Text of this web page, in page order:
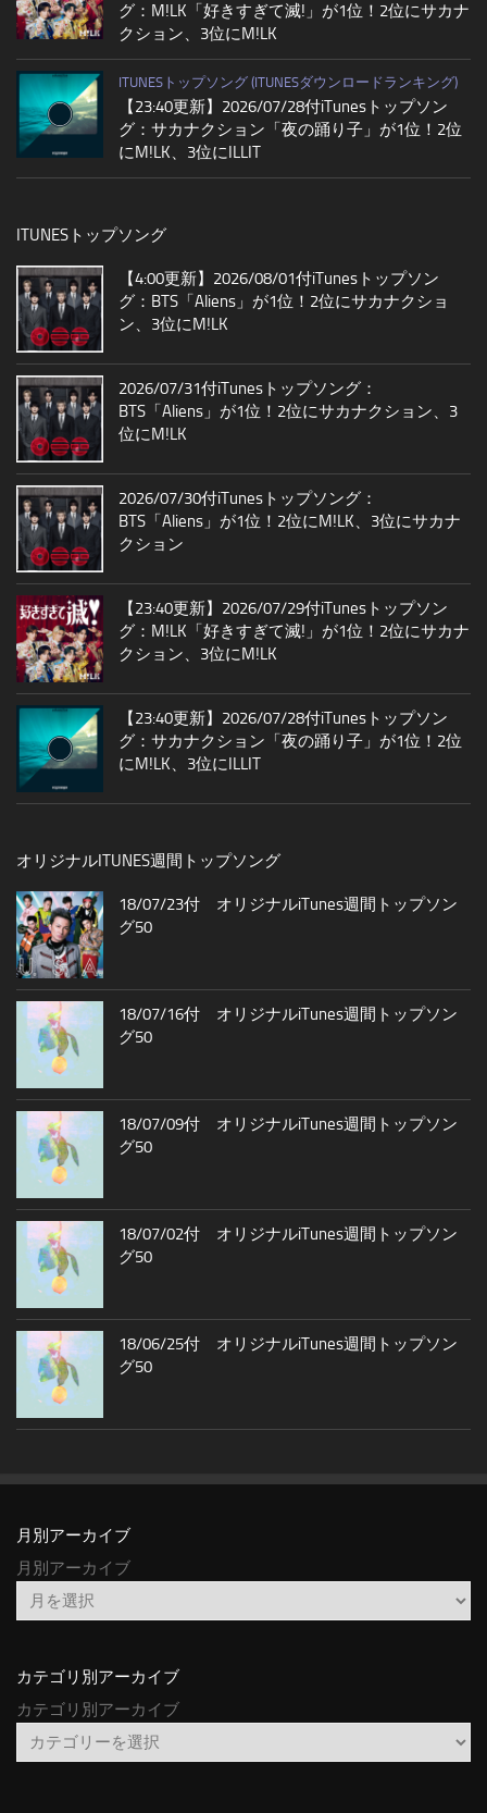
グ：M!LK「好きすぎて滅!」が1位！2位にサカナ
クション、3位にM!LK
ITUNESトップソング (ITUNESダウンロードランキング)
【23:40更新】2026/07/28付iTunesトップソン
グ：サカナクション「夜の踊り子」が1位！2位
にM!LK、3位にILLIT
ITUNESトップソング
【4:00更新】2026/08/01付iTunesトップソン
グ：BTS「Aliens」が1位！2位にサカナクショ
ン、3位にM!LK
2026/07/31付iTunesトップソング：
BTS「Aliens」が1位！2位にサカナクション、3
位にM!LK
2026/07/30付iTunesトップソング：
BTS「Aliens」が1位！2位にM!LK、3位にサカナ
クション
【23:40更新】2026/07/29付iTunesトップソン
グ：M!LK「好きすぎて滅!」が1位！2位にサカナ
クション、3位にM!LK
【23:40更新】2026/07/28付iTunesトップソン
グ：サカナクション「夜の踊り子」が1位！2位
にM!LK、3位にILLIT
オリジナルITUNES週間トップソング
18/07/23付 オリジナルiTunes週間トップソン
グ50
18/07/16付 オリジナルiTunes週間トップソン
グ50
18/07/09付 オリジナルiTunes週間トップソン
グ50
18/07/02付 オリジナルiTunes週間トップソン
グ50
18/06/25付 オリジナルiTunes週間トップソン
グ50
月別アーカイブ
月別アーカイブ
カテゴリ別アーカイブ
カテゴリ別アーカイブ